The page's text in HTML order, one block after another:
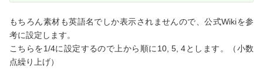
もちろん素材も英語名でしか表示されませんので、公式Wikiを参
考に設定します。
こちらを1/4に設定するので上から順に10, 5, 4とします。（小数
点繰り上げ）